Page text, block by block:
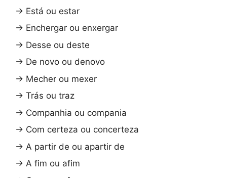
→ Está ou estar
→ Enchergar ou enxergar
→ Desse ou deste
→ De novo ou denovo
→ Mecher ou mexer
→ Trás ou traz
→ Companhia ou compania
→ Com certeza ou concerteza
→ A partir de ou apartir de
→ A fim ou afim